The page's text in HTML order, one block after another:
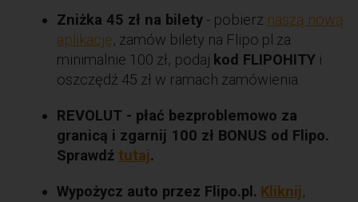
Zniżka 45 zł na bilety - pobierz naszą nową
aplikację, zamów bilety na Flipo.pl za
minimalnie 100 zł, podaj kod FLIPOHITY i
oszczędź 45 zł w ramach zamówienia.
REVOLUT - płać bezproblemowo za
granicą i zgarnij 100 zł BONUS od Flipo.
Sprawdźtutaj.
Wypożycz auto przez Flipo.pl. Kliknij,